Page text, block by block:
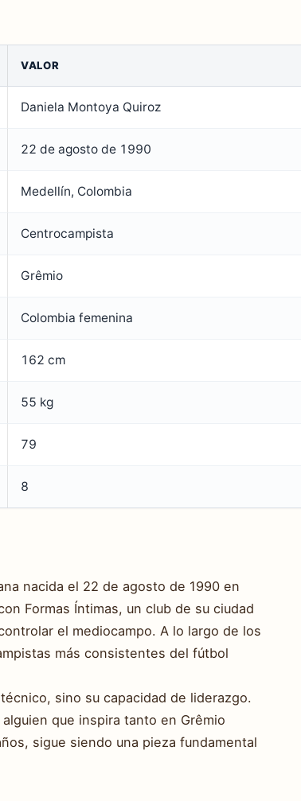
VALOR
Daniela Montoya Quiroz
22 de agosto de 1990
Medellín, Colombia
Centrocampista
Grêmio
Colombia femenina
162 cm
55 kg
79
8
nacida el 22 de agosto de 1990 en
Formas Íntimas, un club de su ciudad
el mediocampo. A lo largo de los
más consistentes del fútbol
sino su capacidad de liderazgo.
que inspira tanto en Grêmio
sigue siendo una pieza fundamental